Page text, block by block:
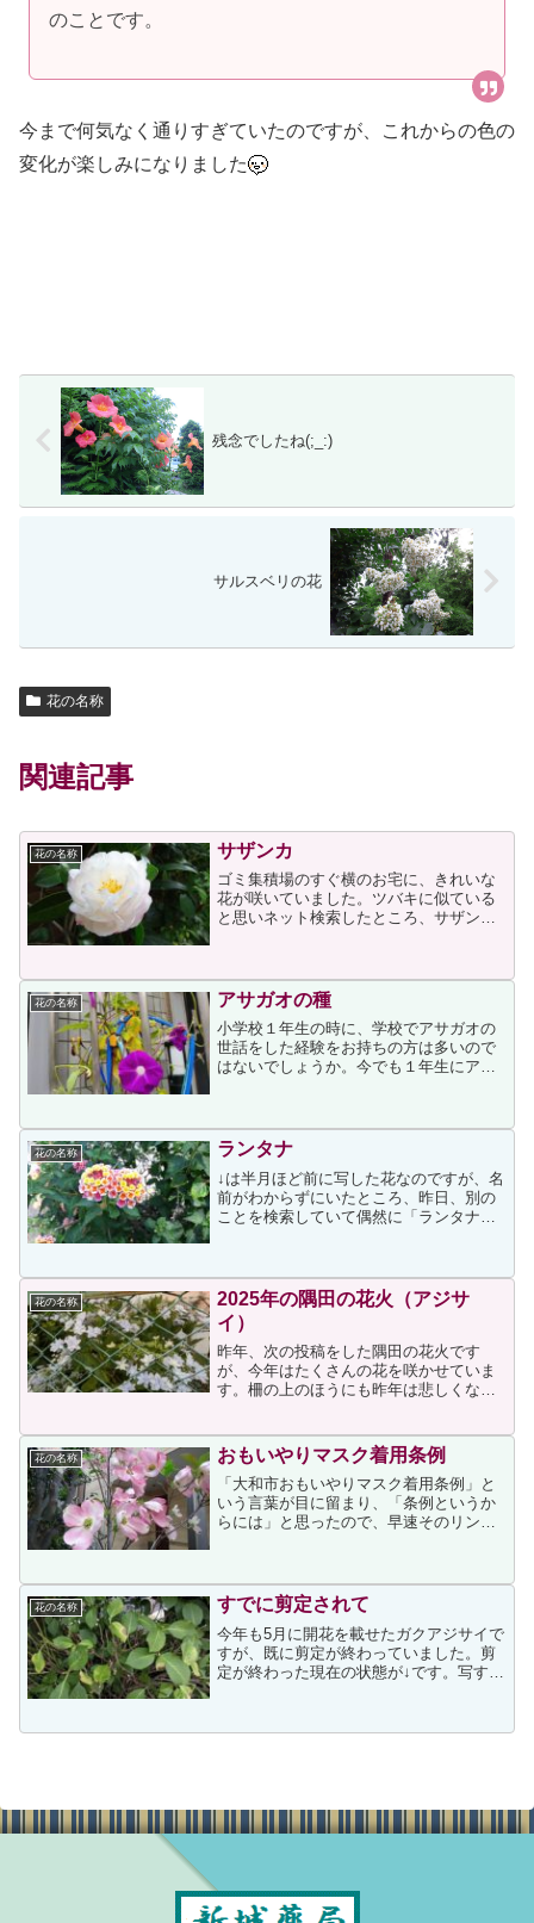
のことです。
今まで何気なく通りすぎていたのですが、これからの色の
変化が楽しみになりました
残念でしたね(;_:)
サルスベリの花
花の名称
関連記事
花の名称 サザンカ
ゴミ集積場のすぐ横のお宅に、きれいな
花が咲いていました。ツバキに似ている
と思いネット検索したところ、サザンカ
に似ていると思ったのでしょう。↑はサザ
ンカの中でも「朝倉」と...
花の名称 アサガオの種
小学校１年生の時に、学校でアサガオの
世話をした経験をお持ちの方は多いので
はないでしょうか。今でも１年生にアサ
ガオを夏休み前に持ち帰ってきました。
そのアサガオは順調に生育し...
花の名称 ランタナ
↓は半月ほど前に写した花なのですが、名
前がわからずにいたところ、昨日、別の
ことを検索していて偶然に「ランタナ」
りました。花色が咲き進むにつれて変化
する特徴をもっています...
花の名称
2025年の隅田の花火（アジサ
イ）
昨年、次の投稿をした隅田の花火です
が、今年はたくさんの花を咲かせていま
す。柵の上のほうにも昨年は悲しくなる
今年の状況から考えると昨年は手入れ如
何ではなく不作の年だったの...
花の名称 おもいやりマスク着用条例
「大和市おもいやりマスク着用条例」と
いう言葉が目に留まり、「条例というか
らには」と思ったので、早速そのリンク
りました。新型コロナウイルスをはじめ
とする感染症を拡大させな...
花の名称 すでに剪定されて
今年も5月に開花を載せたガクアジサイで
すが、既に剪定が終わっていました。剪
定が終わった現在の状態が↓です。写す時
た。何らかの病気なのでしょうか。ちな